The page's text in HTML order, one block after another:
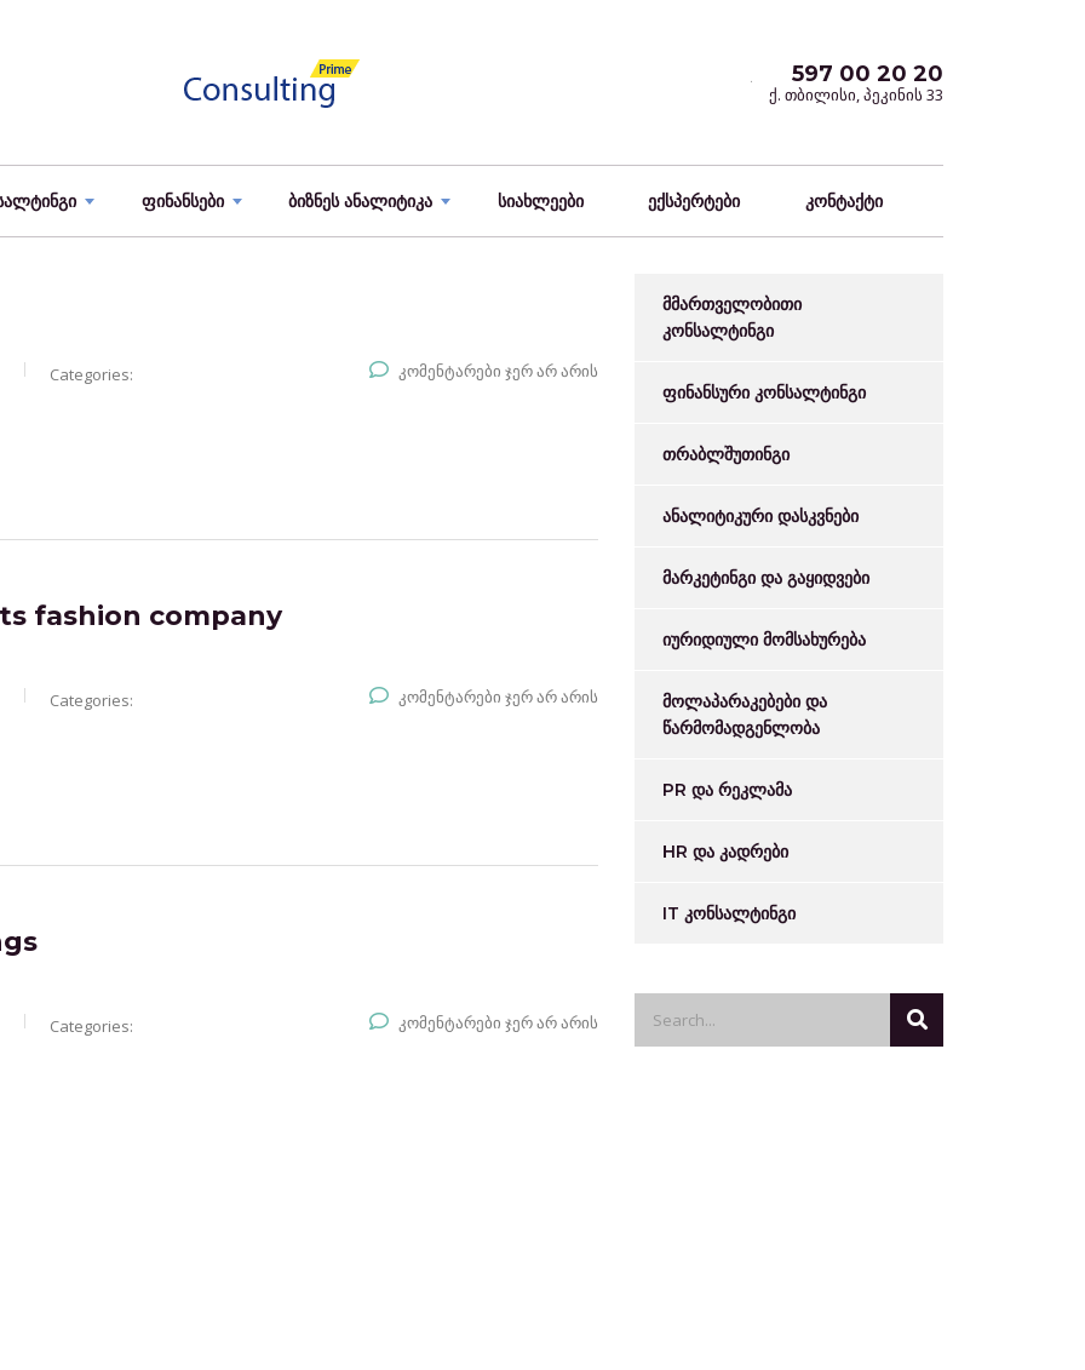
597 00 20 20
ქ. თბილისი, პეკინის 33
ფინანსები ბიზნეს ანალიტიკა სიახლეები ექსპერტები კონტაქტი
Categories: კომენტარები ჯერ არ არის
fashion company
Categories: კომენტარები ჯერ არ არის
Categories: კომენტარები ჯერ არ არის
მმართველობითი
კონსალტინგი
ფინანსური კონსალტინგი
თრაბლშუთინგი
ანალიტიკური დასკვნები
მარკეტინგი და გაყიდვები
იურიდიული მომსახურება
მოლაპარაკებები და
წარმომადგენლობა
PR და რეკლამა
HR და კადრები
IT კონსალტინგი